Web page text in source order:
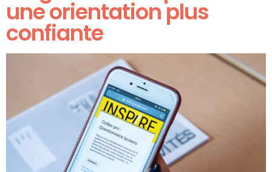
une orientation plus
confiante